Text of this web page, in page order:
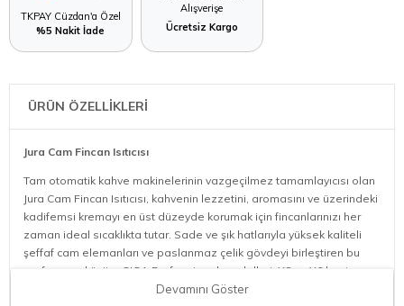
TKPAY Cüzdan'a Özel
%5 Nakit İade
Alışverişe
Ücretsiz Kargo
ÜRÜN ÖZELLİKLERİ
Jura Cam Fincan Isıtıcısı
Tam otomatik kahve makinelerinin vazgeçilmez tamamlayıcısı olan
Jura Cam Fincan Isıtıcısı, kahvenin lezzetini, aromasını ve üzerindeki
kadifemsi kremayı en üst düzeyde korumak için fincanlarınızı her
zaman ideal sıcaklıkta tutar. Sade ve şık hatlarıyla yüksek kaliteli
şeffaf cam elemanları ve paslanmaz çelik gövdeyi birleştiren bu
profesyonel ünite; GIGA Professional modelleri, X8 ve X6 başta
olmak üzere geniş bir uyumluluk yelpazesiyle kahve köşenize
Devamını Göster